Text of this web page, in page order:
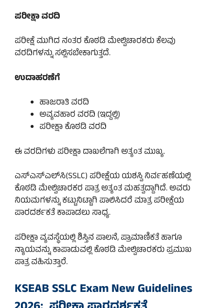
ಪರೀಕ್ಷಾ ವರದಿ
ಪರೀಕ್ಷೆ ಮುಗಿದ ನಂತರ ಕೊಠಡಿ ಮೇಲ್ವಿಚಾರಕರು ಕೆಲವು
ವರದಿಗಳನ್ನು ಸಲ್ಲಿಸಬೇಕಾಗುತ್ತದೆ.
ಉದಾಹರಣೆಗೆ
ಹಾಜರಾತಿ ವರದಿ
ಅವ್ಯವಹಾರ ವರದಿ (ಇದ್ದಲ್ಲಿ)
ಪರೀಕ್ಷಾ ಕೊಠಡಿ ವರದಿ
ಈ ವರದಿಗಳು ಪರೀಕ್ಷಾ ದಾಖಲೆಗಾಗಿ ಅತ್ಯಂತ ಮುಖ್ಯ.
ಎಸ್‌ಎಸ್‌ಎಲ್‌ಸಿ(SSLC) ಪರೀಕ್ಷೆಯ ಯಶಸ್ವಿ ನಿರ್ವಹಣೆಯಲ್ಲಿ
ಕೊಠಡಿ ಮೇಲ್ವಿಚಾರಕರ ಪಾತ್ರ ಅತ್ಯಂತ ಮಹತ್ವದ್ದಾಗಿದೆ. ಅವರು
ನಿಯಮಗಳನ್ನು ಕಟ್ಟುನಿಟ್ಟಾಗಿ ಪಾಲಿಸಿದರೆ ಮಾತ್ರ ಪರೀಕ್ಷೆಯ
ಪಾರದರ್ಶಕತೆ ಕಾಪಾಡಲು ಸಾಧ್ಯ.
ಪರೀಕ್ಷಾ ವ್ಯವಸ್ಥೆಯಲ್ಲಿ ಶಿಸ್ತಿನ ಪಾಲನೆ, ಪ್ರಾಮಾಣಿಕತೆ ಹಾಗೂ
ನ್ಯಾಯವನ್ನು ಕಾಪಾಡುವಲ್ಲಿ ಕೊಠಡಿ ಮೇಲ್ವಿಚಾರಕರು ಪ್ರಮುಖ
ಪಾತ್ರ ವಹಿಸುತ್ತಾರೆ.
KSEAB SSLC Exam New Guidelines